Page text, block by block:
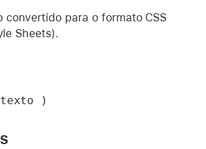
convertido para o formato CSS
Sheets).
texto )